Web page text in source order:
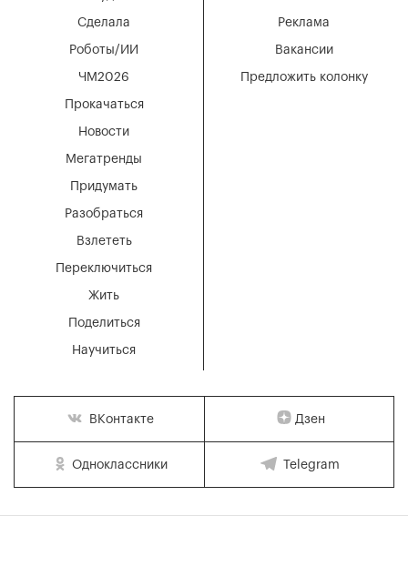
Мегатренды
Придумать
Разобраться
Взлететь
Новости
Переключиться
Жить
Поделиться
Научиться
Сделала
Роботы/ИИ
ЧМ2026
Прокачаться
Вакансии
Реклама
Предложить колонку
ВКонтакте Дзен
Одноклассники Telegram